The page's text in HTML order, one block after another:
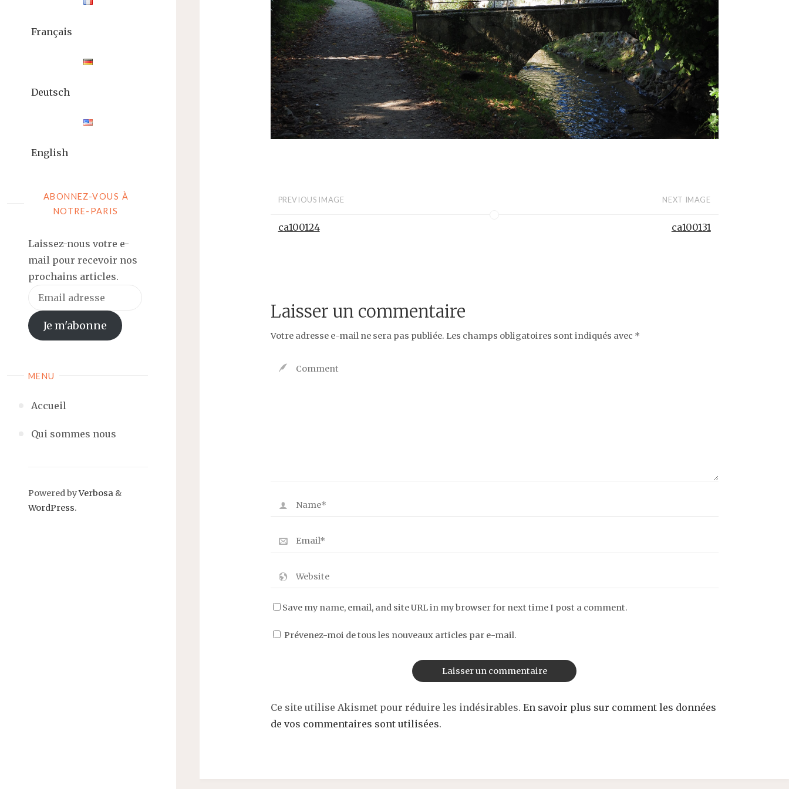
Français
Deutsch
English
ABONNEZ-VOUS À
NOTRE-PARIS
Laissez-nous votre e-
mail pour recevoir nos
prochains articles.
Email
adresse
Je m'abonne
MENU
Accueil
Qui sommes nous
Powered byVerbosa &
WordPress.
PREVIOUS IMAGE
ca100124
NEXT IMAGE
ca100131
Laisser un commentaire
Votre adresse e-mail ne sera pas publiée. Les champs obligatoires sont indiqués avec *
Save my name, email, and site URL in my browser for next time I post a comment.
Prévenez-moi de tous les nouveaux articles par e-mail.
Ce site utilise Akismet pour réduire les indésirables. En savoir plus sur comment les données
de vos commentaires sont utilisées.